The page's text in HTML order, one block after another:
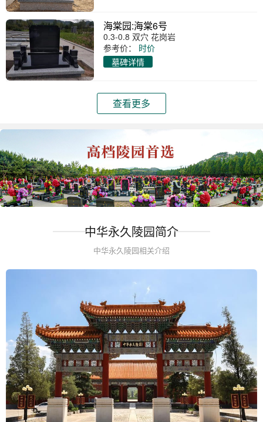
海棠园:海棠6号
0.3-0.8 双穴 花岗岩
参考价：
时价
墓碑详情
查看更多
中华永久陵园简介
中华永久陵园相关介绍